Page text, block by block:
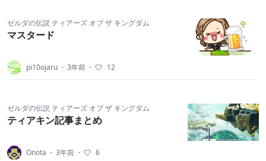
ゼルダの伝説 ティアーズ オブ ザ キングダム
マスタード
pi10ojaru ・ 3年前 ・ 12
ゼルダの伝説 ティアーズ オブ ザ キングダム
ティアキン記事まとめ
Onota ・ 3年前 ・ 6